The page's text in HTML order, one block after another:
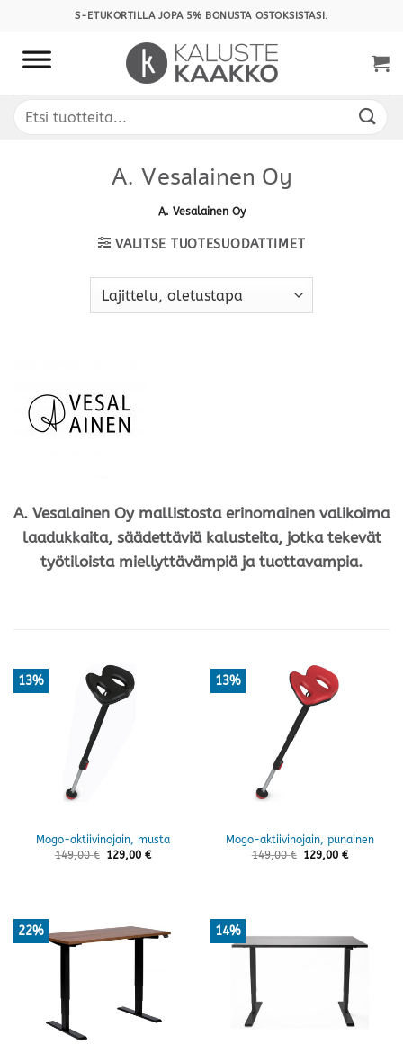
content
S-ETUKORTILLA JOPA 5% BONUSTA OSTOKSISTASI.
Etsi:
A. Vesalainen Oy
A. Vesalainen Oy
VALITSE TUOTESUODATTIMET
A. Vesalainen Oy mallistosta erinomainen valikoima
laadukkaita, säädettäviä kalusteita, jotka tekevät
työtiloista miellyttävämpiä ja tuottavampia.
13%
Mogo-aktiivinojain, musta
149,00€ 129,00€
13%
Mogo-aktiivinojain, punainen
149,00€ 129,00€
22% 14%